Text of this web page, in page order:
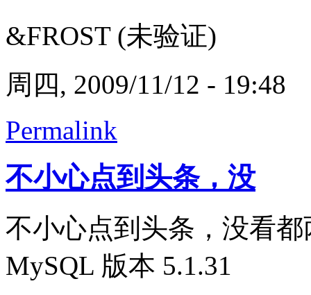
&FROST (未验证)
周四, 2009/11/12 - 19:48
Permalink
不小心点到头条，没
不小心点到头条，没看
MySQL 版本 5.1.31